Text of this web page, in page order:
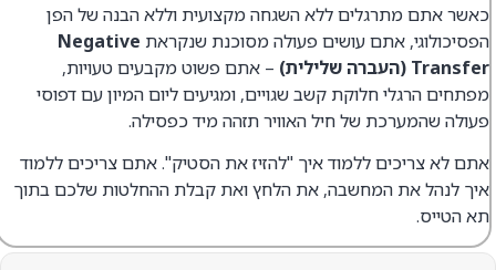
כאשר אתם מתרגלים ללא השגחה מקצועית וללא הבנה של הפן
הפסיכולוגי, אתם עושים פעולה מסוכנת שנקראת Negative
Transfer (העברה שלילית)
– אתם פשוט מקבעים טעויות,
מפתחים הרגלי חלוקת קשב שגויים, ומגיעים ליום המיון עם דפוסי
פעולה שהמערכת של חיל האוויר תזהה מיד כפסילה.
אתם לא צריכים ללמוד איך "להזיז את הסטיק". אתם צריכים ללמוד
איך לנהל את המחשבה, את הלחץ ואת קבלת ההחלטות שלכם בתוך
תא הטייס.